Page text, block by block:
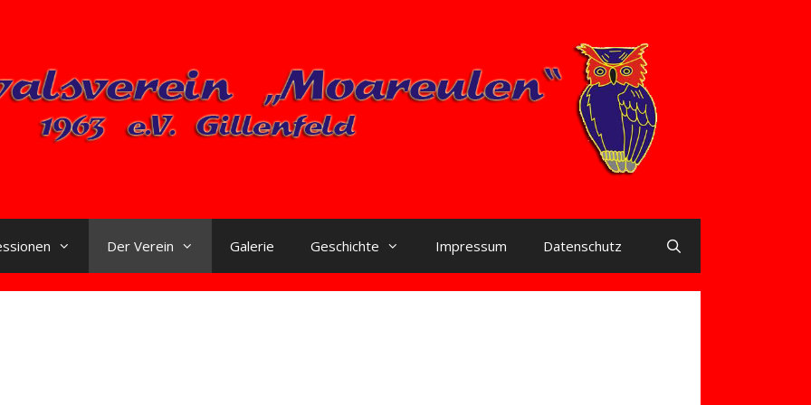
Der Verein Galerie Geschichte Impressum Datenschutz